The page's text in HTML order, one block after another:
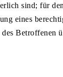
sind; für
eines
Betroffenen